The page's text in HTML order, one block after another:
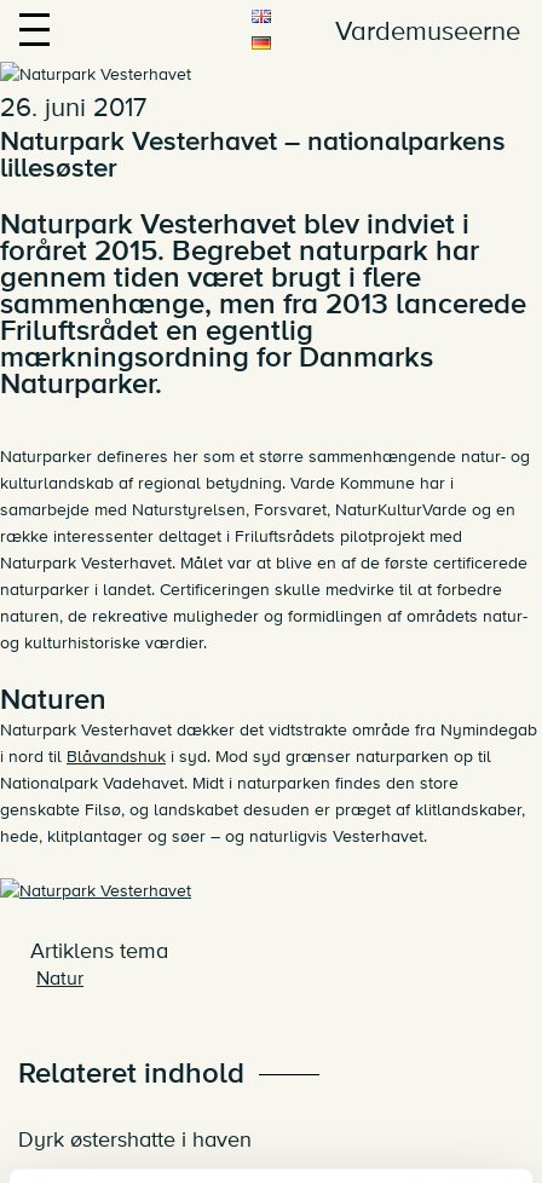
Vardemuseerne
26. juni 2017
Naturpark Vesterhavet – nationalparkens
lillesøster
Naturpark Vesterhavet blev indviet i
foråret 2015. Begrebet naturpark har
gennem tiden været brugt i flere
sammenhænge, men fra 2013 lancerede
Friluftsrådet en egentlig
mærkningsordning for Danmarks
Naturparker.
Naturparker defineres her som et større sammenhængende natur- og
kulturlandskab af regional betydning. Varde Kommune har i
samarbejde med Naturstyrelsen, Forsvaret, NaturKulturVarde og en
række interessenter deltaget i Friluftsrådets pilotprojekt med
Naturpark Vesterhavet. Målet var at blive en af de første certificerede
naturparker i landet. Certificeringen skulle medvirke til at forbedre
naturen, de rekreative muligheder og formidlingen af områdets natur-
og kulturhistoriske værdier.
Naturen
Naturpark Vesterhavet dækker det vidtstrakte område fra Nymindegab
i nord til Blåvandshuk i syd. Mod syd grænser naturparken op til
Nationalpark Vadehavet. Midt i naturparken findes den store
genskabte Filsø, og landskabet desuden er præget af klitlandskaber,
hede, klitplantager og søer – og naturligvis Vesterhavet.
Artiklens tema
Natur
Relateret indhold
Dyrk østershatte i haven